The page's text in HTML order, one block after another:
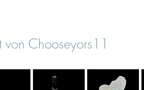
Chooseyors11